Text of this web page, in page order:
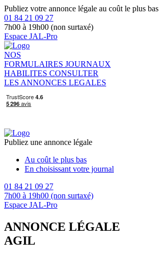
Publiez votre annonce légale au coût le plus bas
01 84 21 09 27
7h00 à 19h00 (non surtaxé)
Espace JAL-Pro
NOS
FORMULAIRES JOURNAUX
HABILITES CONSULTER
LES ANNONCES LEGALES
Publiez une annonce légale
Au coût le plus bas
En choisissant votre journal
01 84 21 09 27
7h00 à 19h00 (non surtaxé)
Espace JAL-Pro
ANNONCE LÉGALE
AGIL